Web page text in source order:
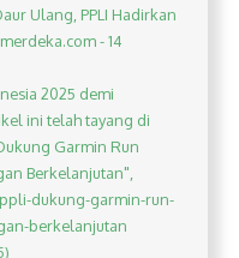
Ulang, PPLI Hadirkan
- 14
2025 demi
ini telah tayang di
Garmin Run
Berkelanjutan",
dukung-garmin-run-
berkelanjutan